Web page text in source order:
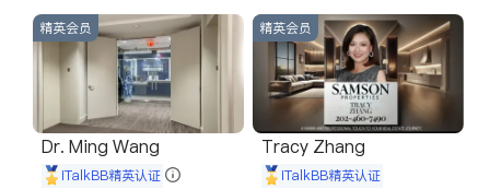
建筑合同、刑事案件全包办
信托/遗嘱
商业
商标注册
索赔
律师-其它
精英会员
Dr. Ming Wang
iTalkBB精英认证
精英会员
Tracy Zhang
iTalkBB精英认证